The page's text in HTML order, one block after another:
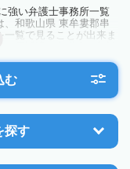
強い弁護士事務所一覧
、和歌山県 東牟婁郡串
覧で見ることが出来ま
度近隣の弁護士に相談
む
探す